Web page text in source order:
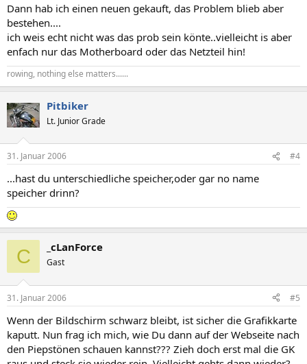
Dann hab ich einen neuen gekauft, das Problem blieb aber
bestehen....
ich weis echt nicht was das prob sein könte..vielleicht is aber
enfach nur das Motherboard oder das Netzteil hin!
rowing, nothing else matters......
Pitbiker
Lt. Junior Grade
31. Januar 2006 #4
...hast du unterschiedliche speicher,oder gar no name
speicher drinn?
C _cLanForce
Gast
31. Januar 2006 #5
Wenn der Bildschirm schwarz bleibt, ist sicher die Grafikkarte
kaputt. Nun frag ich mich, wie Du dann auf der Webseite nach
den Piepstönen schauen kannst??? Zieh doch erst mal die GK